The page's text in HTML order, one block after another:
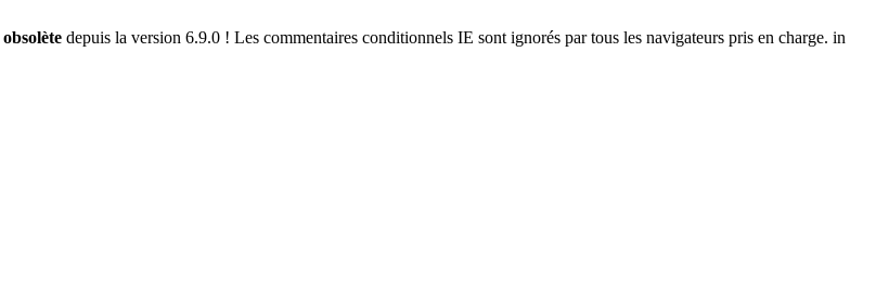
obsolète depuis la version 6.9.0 ! Les commentaires conditionnels IE sont ignorés par tous les navigateurs pris en charge. in